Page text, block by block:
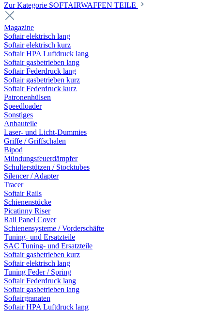
Zur Kategorie SOFTAIRWAFFEN TEILE
Magazine
Softair elektrisch lang
Softair elektrisch kurz
Softair HPA Luftdruck lang
Softair gasbetrieben lang
Softair Federdruck lang
Softair gasbetrieben kurz
Softair Federdruck kurz
Patronenhülsen
Speedloader
Sonstiges
Anbauteile
Laser- und Licht-Dummies
Griffe / Griffschalen
Bipod
Mündungsfeuerdämpfer
Schulterstützen / Stocktubes
Silencer / Adapter
Tracer
Softair Rails
Schienenstücke
Picatinny Riser
Rail Panel Cover
Schienensysteme / Vorderschäfte
Tuning- und Ersatzteile
SAC Tuning- und Ersatzteile
Softair gasbetrieben kurz
Softair elektrisch lang
Tuning Feder / Spring
Softair Federdruck lang
Softair gasbetrieben lang
Softairgranaten
Softair HPA Luftdruck lang